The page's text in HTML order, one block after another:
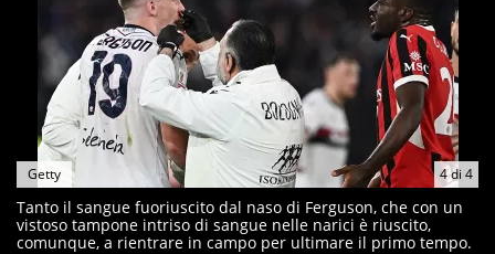
4di 4
Getty
Tanto il sangue fuoriuscito dal naso di Ferguson, che con un
vistoso tampone intriso di sangue nelle narici è riuscito,
comunque, a rientrare in campo per ultimare il primo tempo.